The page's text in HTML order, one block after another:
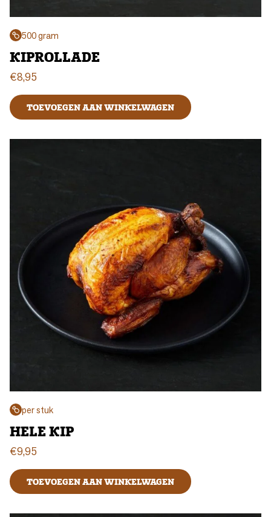
500 gram
KIPROLLADE
€8,95
TOEVOEGEN AAN WINKELWAGEN
per stuk
HELE KIP
€9,95
TOEVOEGEN AAN WINKELWAGEN